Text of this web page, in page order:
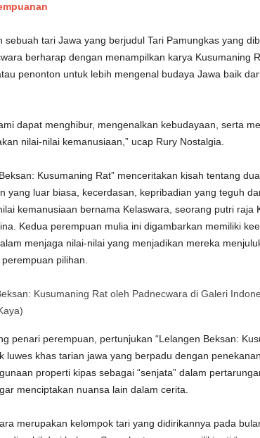
sebuah tari Jawa yang berjudul Tari Pamungkas yang
berharap dengan menampilkan karya Kusumaning
penonton untuk lebih mengenal budaya Jawa baik
dapat menghibur, mengenalkan kebudayaan, serta
nilai-nilai kemanusiaan,” ucap Rury Nostalgia.
Kusumaning Rat” menceritakan kisah tentang
yang luar biasa, kecerdasan, kepribadian yang teguh
kemanusiaan bernama Kelaswara, seorang putri raja
Kedua perempuan mulia ini digambarkan memiliki
menjaga nilai-nilai yang menjadikan mereka
pilihan.
Kusumaning Rat oleh Padnecwara di Galeri
penari perempuan, pertunjukan “Lelangen Beksan:
luwes khas tarian jawa yang berpadu dengan
properti kipas sebagai “senjata” dalam
menciptakan nuansa lain dalam cerita.
merupakan kelompok tari yang didirikannya pada